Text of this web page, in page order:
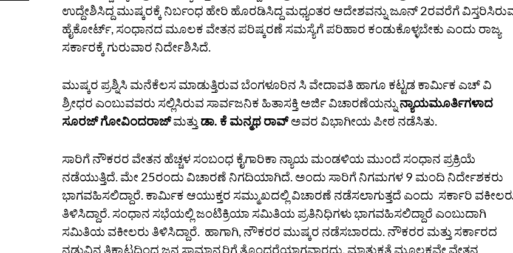
ಉದ್ದೇಶಿಸಿದ್ದ ಮುಷ್ಕರಕ್ಕೆ ನಿರ್ಬಂಧ ಹೇರಿ ಹೊರಡಿಸಿದ್ದ ಮಧ್ಯಂತರ ಆದೇಶವನ್ನು ಜೂನ್ 2ರವರೆಗೆ
ಹೈಕೋರ್ಟ್, ಸಂಧಾನದ ಮೂಲಕ ವೇತನ‌ ಪರಿಷ್ಕರಣೆ ಸಮಸ್ಯೆಗೆ ಪರಿಹಾರ ಕಂಡುಕೊಳ್ಳಬೇಕು ಎಂದು ರಾಜ್ಯ
ಸರ್ಕಾರಕ್ಕೆ ಗುರುವಾರ ನಿರ್ದೇಶಿಸಿದೆ.
ಮುಷ್ಕರ ಪ್ರಶ್ನಿಸಿ ಮನೆಕೆಲಸ ಮಾಡುತ್ತಿರುವ ಬೆಂಗಳೂರಿನ ಸಿ ವೇದಾವತಿ ಹಾಗೂ ಕಟ್ಟಡ ಕಾರ್ಮಿಕ ಎಚ್‌ ವಿ
ಶ್ರೀಧರ ಎಂಬುವವರು ಸಲ್ಲಿಸಿರುವ ಸಾರ್ವಜನಿಕ ಹಿತಾಸಕ್ತಿ ಅರ್ಜಿ ವಿಚಾರಣೆಯನ್ನು ನ್ಯಾಯಮೂರ್ತಿಗಳಾದ
ಸೂರಜ್‌ ಗೋವಿಂದರಾಜ್‌ಮತ್ತು ಡಾ. ಕೆ ಮನ್ಮಥ ರಾವ್‌ಅವರ ವಿಭಾಗೀಯ ಪೀಠ ನಡೆಸಿತು.
ಸಾರಿಗೆ ನೌಕರರ ವೇತನ ಹೆಚ್ಚಳ ಸಂಬಂಧ ಕೈಗಾರಿಕಾ ನ್ಯಾಯ ಮಂಡಳಿಯ ಮುಂದೆ ಸಂಧಾನ ಪ್ರಕ್ರಿಯೆ
ನಡೆಯುತ್ತಿದೆ. ಮೇ 25ರಂದು ವಿಚಾರಣೆ ನಿಗದಿಯಾಗಿದೆ. ಅಂದು ಸಾರಿಗೆ ನಿಗಮಗಳ 9 ಮಂದಿ ನಿರ್ದೇಶಕರು
ಭಾಗವಹಿಸಲಿದ್ದಾರೆ. ಕಾರ್ಮಿಕ ಆಯುಕ್ತರ ಸಮ್ಮುಖದಲ್ಲಿ ವಿಚಾರಣೆ ನಡೆಸಲಾಗುತ್ತದೆ ಎಂದು ಸರ್ಕಾರಿ
ತಿಳಿಸಿದ್ದಾರೆ.‌ ಸಂಧಾನ ಸಭೆಯಲ್ಲಿ ಜಂಟಿಕ್ರಿಯಾ ಸಮಿತಿಯ ಪ್ರತಿನಿಧಿಗಳು ಭಾಗವಹಿಸಲಿದ್ದಾರೆ ಎಂಬುದಾಗಿ
ಸಮಿತಿಯ ವಕೀಲರು ತಿಳಿಸಿದ್ದಾರೆ. ಹಾಗಾಗಿ, ನೌಕರರ ಮುಷ್ಕರ ನಡೆಸಬಾರದು. ನೌಕರರ ಮತ್ತು ಸರ್ಕಾರದ
ನಡುವಿನ ತಿಕ್ಕಾಟದಿಂದ ಜನ ಸಾಮಾನ್ಯರಿಗೆ ತೊಂದರೆಯಾಗವಾರದು. ಮಾತುಕತೆ ಮೂಲಕ‌ವೇ ವೇತನ‌